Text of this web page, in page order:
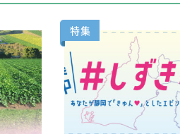
特集